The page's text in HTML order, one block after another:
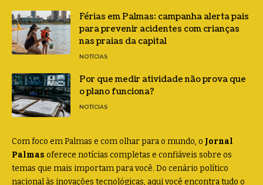
Férias em Palmas: campanha alerta pais
para prevenir acidentes com crianças
nas praias da capital
NOTÍCIAS
Por que medir atividade não prova que
o plano funciona?
NOTÍCIAS
Com foco em Palmas e com olhar para o mundo, o Jornal
Palmas oferece notícias completas e confiáveis sobre os
temas que mais importam para você. Do cenário político
nacional às inovações tecnológicas, aqui você encontra tudo o